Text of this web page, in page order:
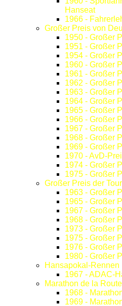
Hanseat
1966 -
Großer Preis von
1950 - Großer
1951 - Großer
1954 - Großer
1960 - Großer
1961 - Großer
1962 - Großer
1963 - Großer
1964 - Großer
1965 - Großer
1966 - Großer
1967 - Großer
1968 - Großer
1969 - Großer
1970 - AvD-
1974 - Großer
1975 - Großer
Großer Preis der
1963 - Großer
1965 - Großer
1967 - Großer
1968 - Großer
1973 - Großer
1975 - Großer
1976 - Großer
1980 - Großer
Hansapokal-Rennen
1967 - ADAC-
Marathon de la Route
1968 -
1969 -